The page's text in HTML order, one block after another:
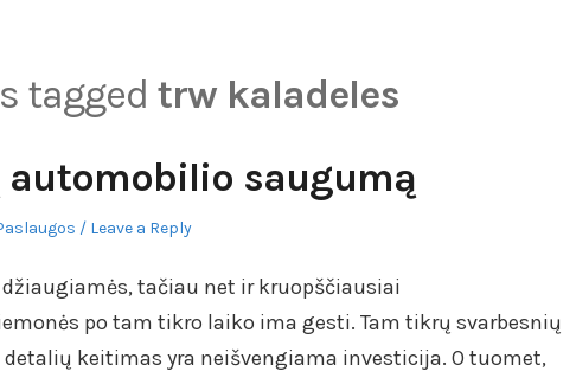
tagged trw kaladeles
saugumą
Leave a Reply
tačiau net ir kruopščiausiai
po tam tikro laiko ima gesti. Tam tikrų svarbesnių
keitimas yra neišvengiama investicija. O tuomet,